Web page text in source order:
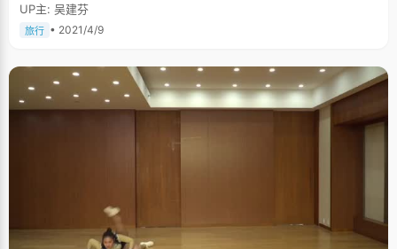
UP主: 吴建芬
旅行 • 2021/4/9